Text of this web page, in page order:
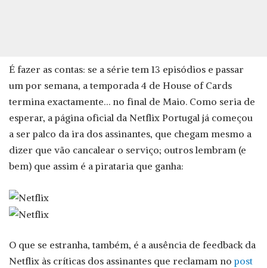
É fazer as contas: se a série tem 13 episódios e passar
um por semana, a temporada 4 de House of Cards
termina exactamente… no final de Maio. Como seria de
esperar, a página oficial da Netflix Portugal já começou
a ser palco da ira dos assinantes, que chegam mesmo a
dizer que vão cancalear o serviço; outros lembram (e
bem) que assim é a pirataria que ganha:
O que se estranha, também, é a ausência de feedback da
Netflix às críticas dos assinantes que reclamam nopost